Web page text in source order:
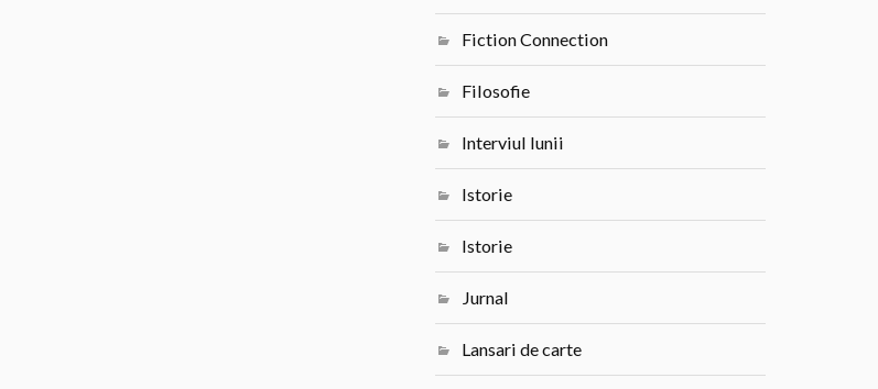
Fiction Connection
Filosofie
Interviul lunii
Istorie
Istorie
Jurnal
Lansari de carte